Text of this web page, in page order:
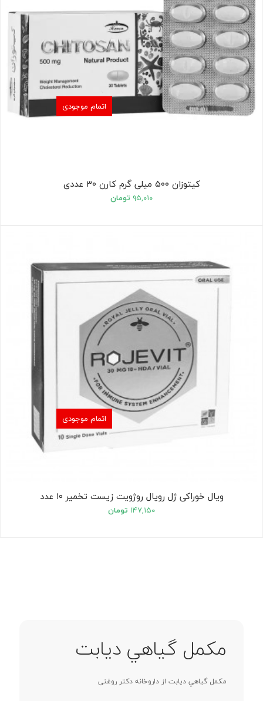
اتمام موجودی
کیتوزان ۵۰۰ میلی گرم کارن ۳۰ عددی
۹۵,۰۱۰ تومان
اتمام موجودی
ویال خوراکی ژل رویال روژویت زیست تخمیر ۱۰ عدد
۱۴۷,۱۵۰ تومان
مکمل گياهي ديابت
مکمل گياهي ديابت از داروخانه دکتر روغنی